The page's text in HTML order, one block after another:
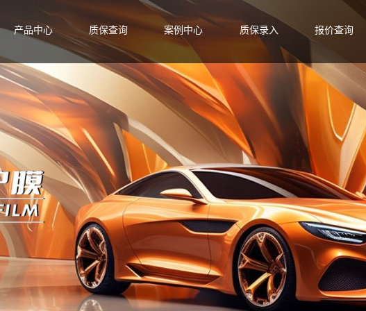
产品中心 质保查询 案例中心 质保录入 报价查询